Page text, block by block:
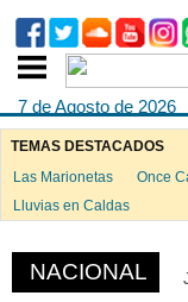
7 de Agosto de 2026
TEMAS DESTACADOS
Las Marionetas
Once
Lluvias en Caldas
NACIONAL